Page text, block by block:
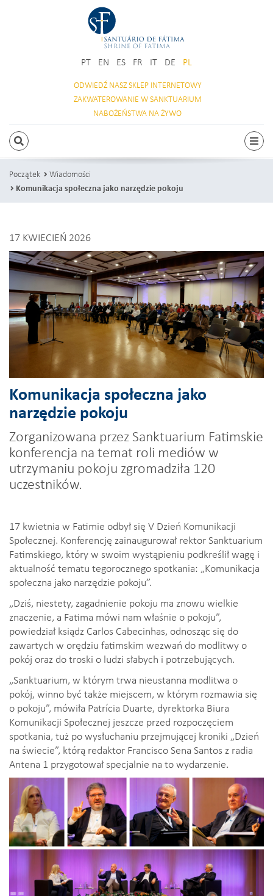
PT EN ES FR IT DE PL
ODWIEDŹ NASZSKLEP INTERNETOWY
ZAKWATEROWANIE W SANKTUARIUM
NABOŻEŃSTWA NA ŻYWO
SZUKAJ
Początek
Wiadomości
Komunikacja społeczna jako narzędzie pokoju
17 KWIECIEŃ 2026
Komunikacja społeczna jako
narzędzie pokoju
Zorganizowana przez Sanktuarium Fatimskie
konferencja na temat roli mediów w
utrzymaniu pokoju zgromadziła 120
uczestników.
17 kwietnia w Fatimie odbył się V Dzień Komunikacji
Społecznej. Konferencję zainaugurował rektor Sanktuarium
Fatimskiego, który w swoim wystąpieniu podkreślił wagę i
aktualność tematu tegorocznego spotkania: „Komunikacja
społeczna jako narzędzie pokoju”.
„Dziś, niestety, zagadnienie pokoju ma znowu wielkie
znaczenie, a Fatima mówi nam właśnie o pokoju”,
powiedział ksiądz Carlos Cabecinhas, odnosząc się do
zawartych w orędziu fatimskim wezwań do modlitwy o
pokój oraz do troski o ludzi słabych i potrzebujących.
„Sanktuarium, w którym trwa nieustanna modlitwa o
pokój, winno być także miejscem, w którym rozmawia się
o pokoju”, mówiła Patrícia Duarte, dyrektorka Biura
Komunikacji Społecznej jeszcze przed rozpoczęciem
spotkania, tuż po wysłuchaniu przejmującej kroniki „Dzień
na świecie”, którą redaktor Francisco Sena Santos z radia
Antena 1 przygotował specjalnie na to wydarzenie.